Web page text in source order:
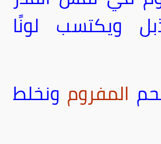
ويكتسب لونًا
المفروم ونخلط